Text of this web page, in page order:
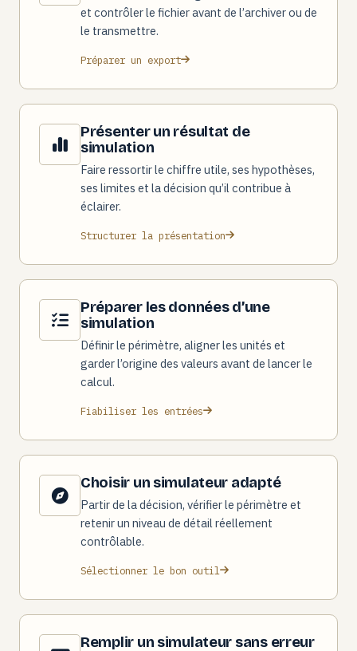
et contrôler le fichier avant de l’archiver ou de
le transmettre.
Préparer un export
Présenter un résultat de
simulation
Faire ressortir le chiffre utile, ses hypothèses,
ses limites et la décision qu’il contribue à
éclairer.
Structurer la présentation
Préparer les données d’une
simulation
Définir le périmètre, aligner les unités et
garder l’origine des valeurs avant de lancer le
calcul.
Fiabiliser les entrées
Choisir un simulateur adapté
Partir de la décision, vérifier le périmètre et
retenir un niveau de détail réellement
contrôlable.
Sélectionner le bon outil
Remplir un simulateur sans erreur